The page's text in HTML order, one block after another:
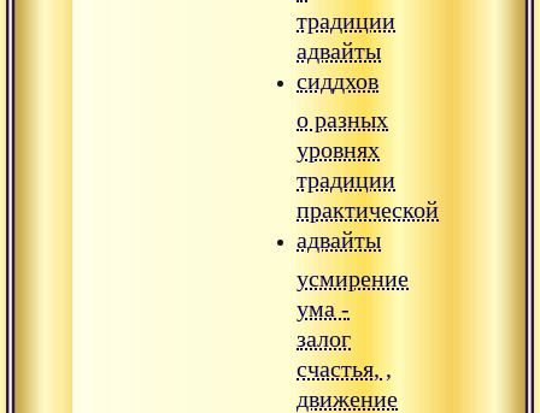
традиции
адвайты
сиддхов
о разных
уровнях
традиции
практической
адвайты
усмирение
ума -
залог
счастья, ,
движение